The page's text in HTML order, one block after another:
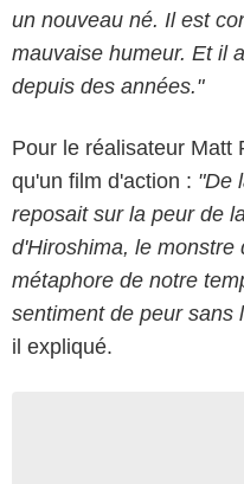
un nouveau né. Il est
mauvaise humeur. Et il
depuis des années."
Pour le réalisateur Matt
qu'un film d'action : "De
reposait sur la peur de
d'Hiroshima, le monstre
métaphore de notre
sentiment de peur sans
il expliqué.